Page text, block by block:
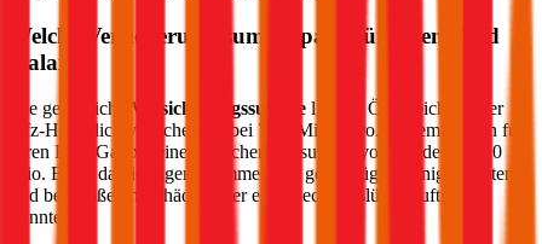
Welche Versicherungssumme passt für einen
Ford
Galaxy
Die gesetzliche Versicherungssumme liegt in Österreich bei der
Kfz-Haftpflichtversicherung bei 7,79 Mio. Euro. Wir empfehlen für
Ihren Ford Galaxy
eine Versicherungssumme von mindestens 20
Mio. Euro, da niedrigere Summen nur geringfügig weniger kosten
und bei größeren Schäden aber eine Deckungslücke auftreten
könnte.